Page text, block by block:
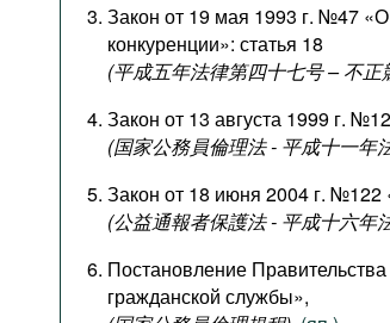
Фильмы
Подкасты
Закон от 19 мая 1993 г. №47
конкуренции»: статья 18
(平成五年法律第四十七号 – 不
Закон от 13 августа 1999 г.
(国家公務員倫理法 - 平成十一年
Закон от 18 июня 2004 г. №122
(公益通報者保護法 - 平成十六年
Постановление
гражданской службы»,